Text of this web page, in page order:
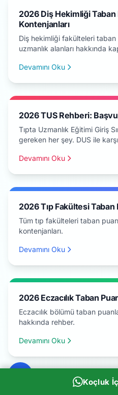
2026 Diş Hekimliği Taban
Kontenjanları
Diş hekimliği fakülteleri taban
uzmanlık alanları hakkında
Devamını Oku
2026 TUS Rehberi:
Tıpta Uzmanlık Eğitimi Giriş
gereken her şey. DUS ile
Devamını Oku
2026 Tıp Fakültesi Taban
Tüm tıp fakülteleri taban
kontenjanları.
Devamını Oku
2026 Eczacılık Taban
Eczacılık bölümü taban
hakkında rehber.
Devamını Oku
2026 Tıp Fakültesi
Koçluk